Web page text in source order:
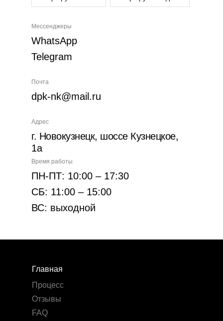
Мессенджеры
WhatsApp
Telegram
Почта
dpk-nk@mail.ru
Время работы
ПН-ПТ: 10:00 – 17:30
СБ: 11:00 – 15:00
ВС: выходной
Адрес
г. Новокузнецк, шоссе Кузнецкое,
1а
Главная
Процесс
Отзывы
FAQ